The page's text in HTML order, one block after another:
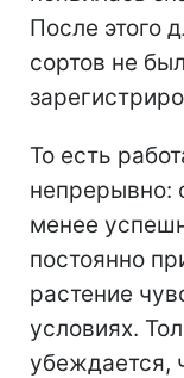
После этого
сортов не
То есть
непрерывно:
менее
постоянно
растение
условиях.
убеждается,